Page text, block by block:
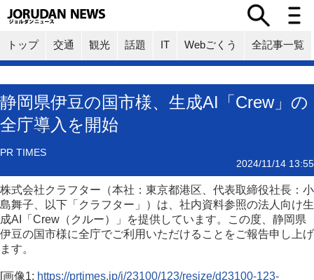
トップ 交通 観光 話題 IT Webごくう 全記事一覧
静岡県伊豆の国市様、生成AI「Crew」の
全庁導入を開始
PR TIMES
2024/11/14 13:55
株式会社クラフター（本社：東京都港区、代表取締役社長：小
島舞子、以下「クラフター」）は、社内資料参照の法人向け生
成AI「Crew（クルー）」を提供しています。この度、静岡県
伊豆の国市様に全庁でご利用いただけることをご報告申し上げ
ます。
[画像1: https://prtimes.jp/i/23100/123/resize/d23100-123-